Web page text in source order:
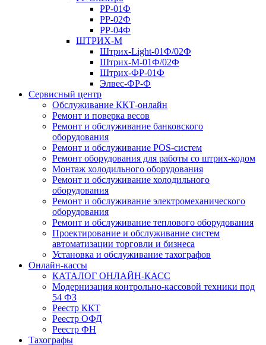
РР-01Ф
РР-02Ф
РР-04Ф
ШТРИХ-М
Штрих-Light-01Ф/02Ф
Штрих-М-01Ф/02Ф
Штрих-ФР-01Ф
Элвес-ФР-Ф
Сервисный центр
Обслуживание ККТ-онлайн
Ремонт и поверка весов
Ремонт и обслуживание банковского
оборудования
Ремонт и обслуживание POS-систем
Ремонт оборудования для работы со штрих-кодом
Монтаж холодильного оборудования
Ремонт и обслуживание холодильного
оборудования
Ремонт и обслуживание электромеханического
оборудования
Ремонт и обслуживание теплового оборудования
Проектирование и обслуживание систем
автоматизации торговли и бизнеса
Установка и обслуживание тахографов
Онлайн-кассы
КАТАЛОГ ОНЛАЙН-КАСС
Модернизация контрольно-кассовой техники под
54 ФЗ
Реестр ККТ
Реестр ОФД
Реестр ФН
Тахографы